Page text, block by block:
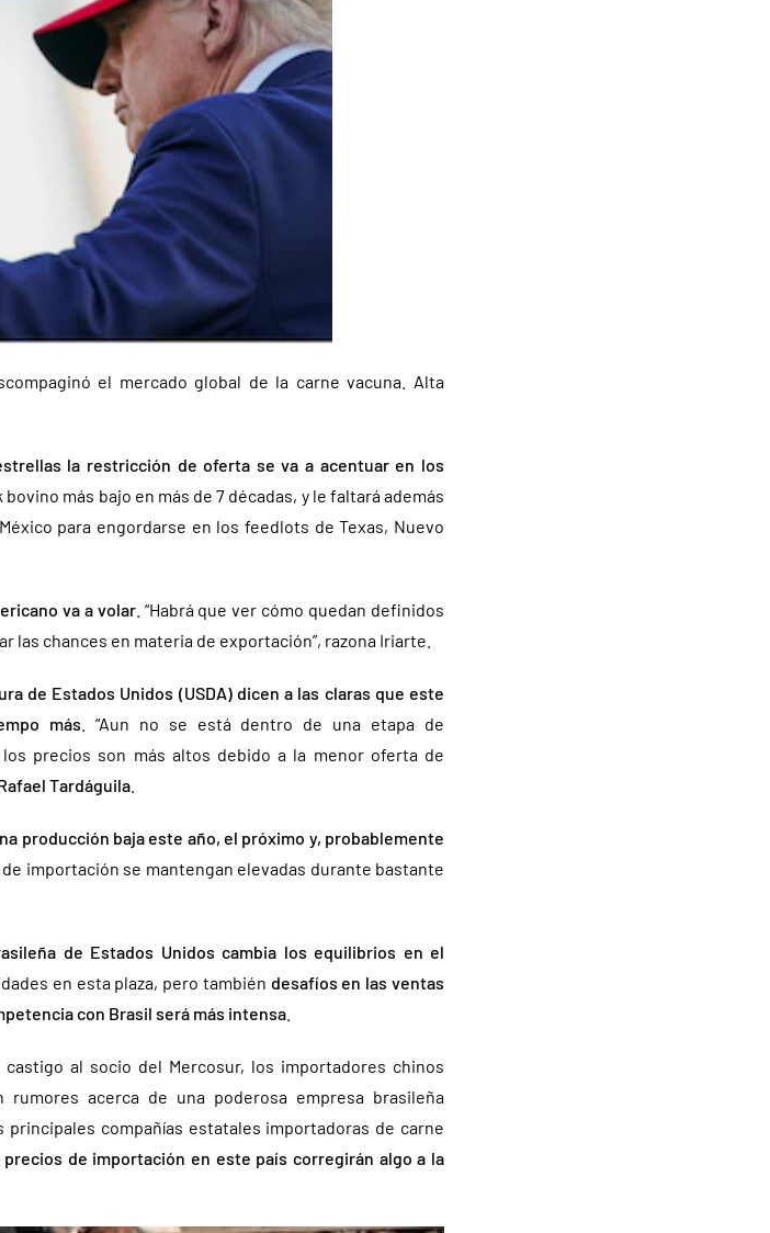
el mercado global de la carne vacuna. Alta
la restricción de oferta se va a acentuar en los
más bajo en más de 7 décadas, y le faltará además
para engordarse en los feedlots de Texas, Nuevo
va a volar. “Habrá que ver cómo quedan definidos
las chances en materia de exportación”, razona Iriarte.
de Estados Unidos (USDA) dicen a las claras que este
más . “Aun no se está dentro de una etapa de
precios son más altos debido a la menor oferta de
Tardáguila
producción baja este año, el próximo y, probablemente
importación se mantengan elevadas durante bastante
de Estados Unidos cambia los equilibrios en el
en esta plaza, pero también desafíos en las ventas
con Brasil será más intensa
al socio del Mercosur, los importadores chinos
acerca de una poderosa empresa brasileña
compañías estatales importadoras de carne
de importación en este país corregirán algo a la